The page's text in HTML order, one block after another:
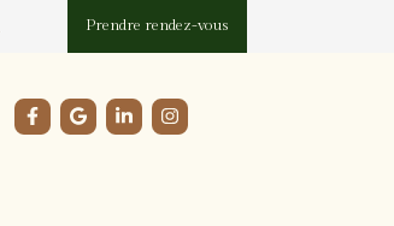
Prendre rendez-vous